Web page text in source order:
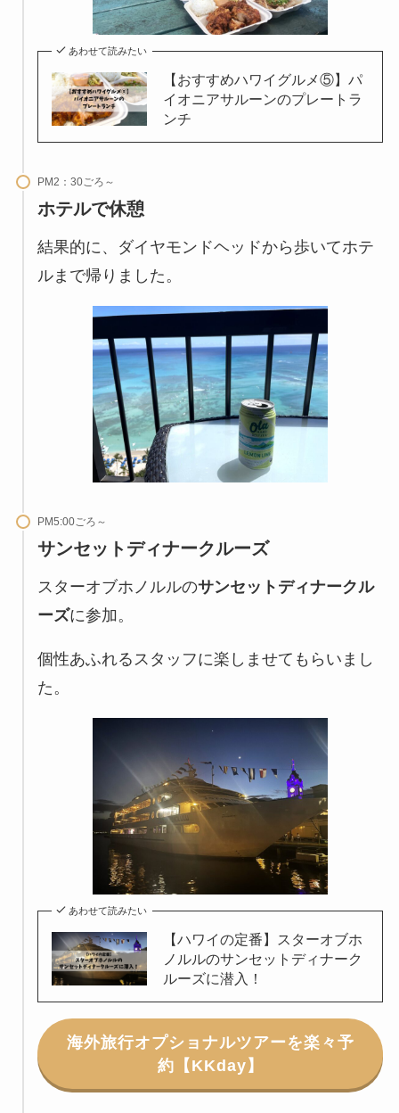
あわせて読みたい
【おすすめハワイグルメ⑤】パ
イオニアサルーンのプレートラ
ンチ
PM2：30ごろ～
ホテルで休憩
結果的に、ダイヤモンドヘッドから歩いてホテ
ルまで帰りました。
PM5:00ごろ～
サンセットディナークルーズ
スターオブホノルルのサンセットディナークル
ーズに参加。
個性あふれるスタッフに楽しませてもらいまし
た。
あわせて読みたい
【ハワイの定番】スターオブホ
ノルルのサンセットディナーク
ルーズに潜入！
海外旅行オプショナルツアーを楽々予
約【KKday】